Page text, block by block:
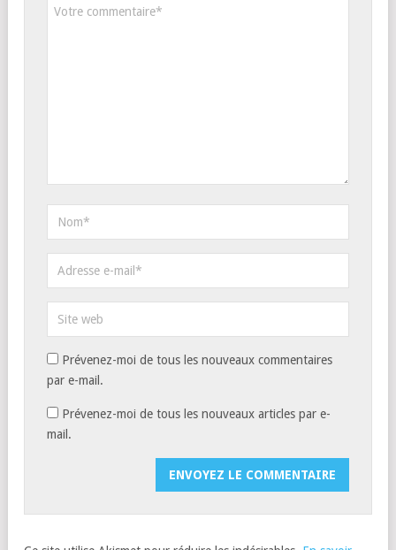
Prévenez-moi de tous les nouveaux commentaires
par e-mail.
Prévenez-moi de tous les nouveaux articles par e-
mail.